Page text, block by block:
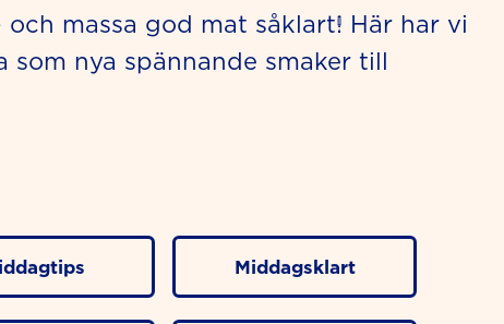
massa god mat såklart! Här har vi
nya spännande smaker till
Middagsklart